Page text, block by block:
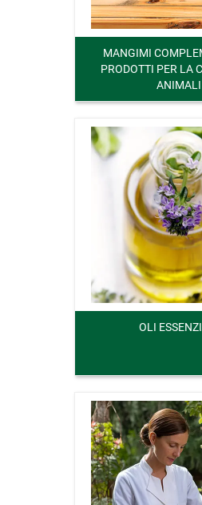
MANGIMI
PRODOTTI PER LA
ANIMALI
OLI